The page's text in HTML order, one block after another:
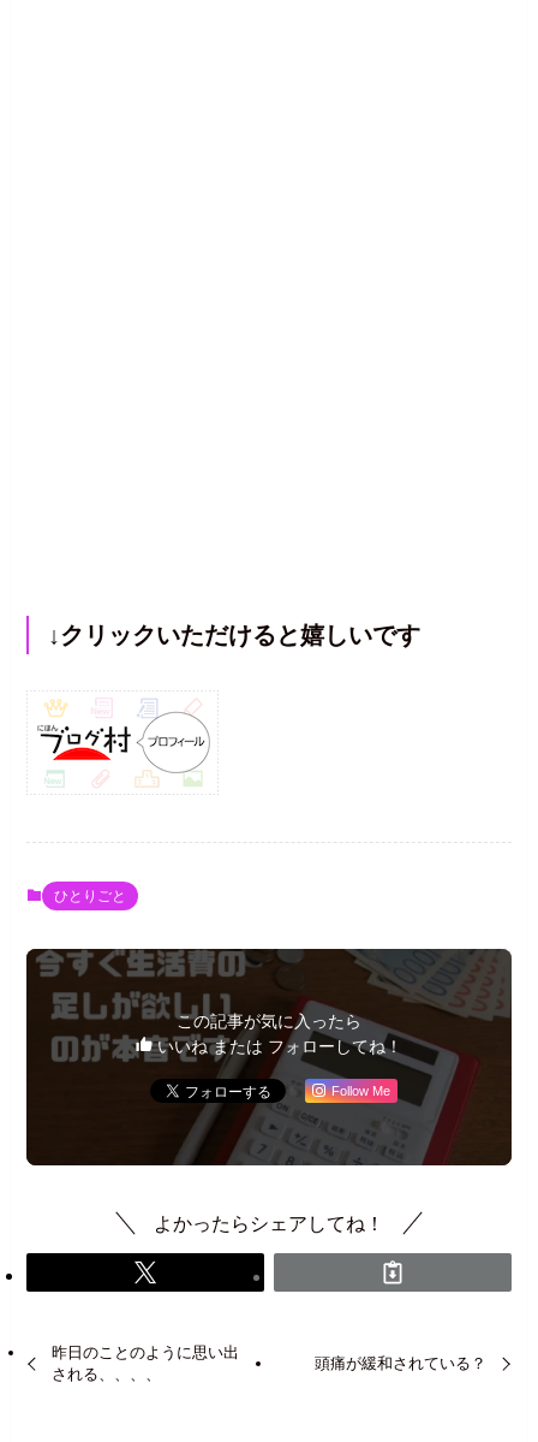
↓クリックいただけると嬉しいです
ひとりごと
この記事が気に入ったら
いいね または フォローしてね！
Follow Me
よかったらシェアしてね！
昨日のことのように思い出
される、、、、
頭痛が緩和されている？